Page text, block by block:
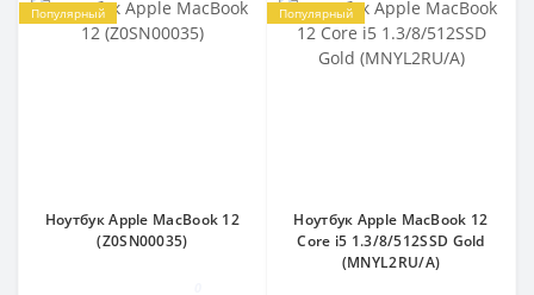
Популярный
Ноутбук Apple MacBook 12
(Z0SN00035)
Популярный
Ноутбук Apple MacBook 12
Core i5 1.3/8/512SSD Gold
(MNYL2RU/A)